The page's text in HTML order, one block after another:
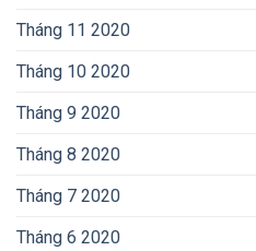
Tháng 11 2020
Tháng 10 2020
Tháng 9 2020
Tháng 8 2020
Tháng 7 2020
Tháng 6 2020